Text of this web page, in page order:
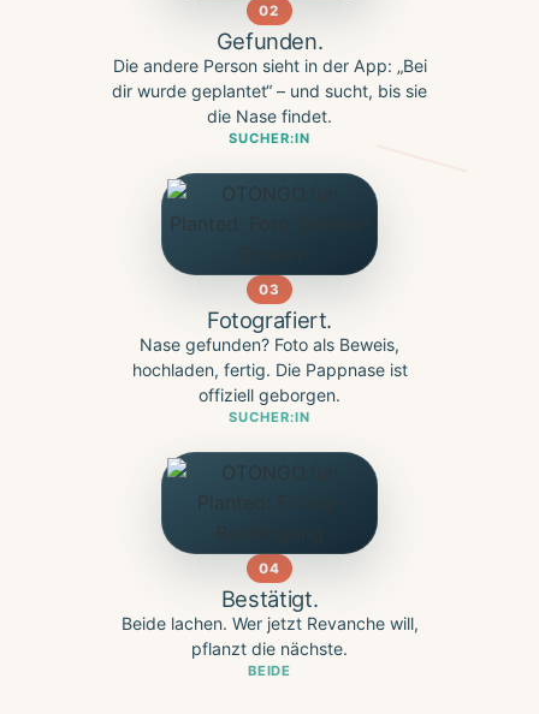
02
Gefunden.
Die andere Person sieht in der App: „Bei
dir wurde geplantet“ – und sucht, bis sie
die Nase findet.
SUCHER:IN
03
Fotografiert.
Nase gefunden? Foto als Beweis,
hochladen, fertig. Die Pappnase ist
offiziell geborgen.
SUCHER:IN
04
Bestätigt.
Beide lachen. Wer jetzt Revanche will,
pflanzt die nächste.
BEIDE